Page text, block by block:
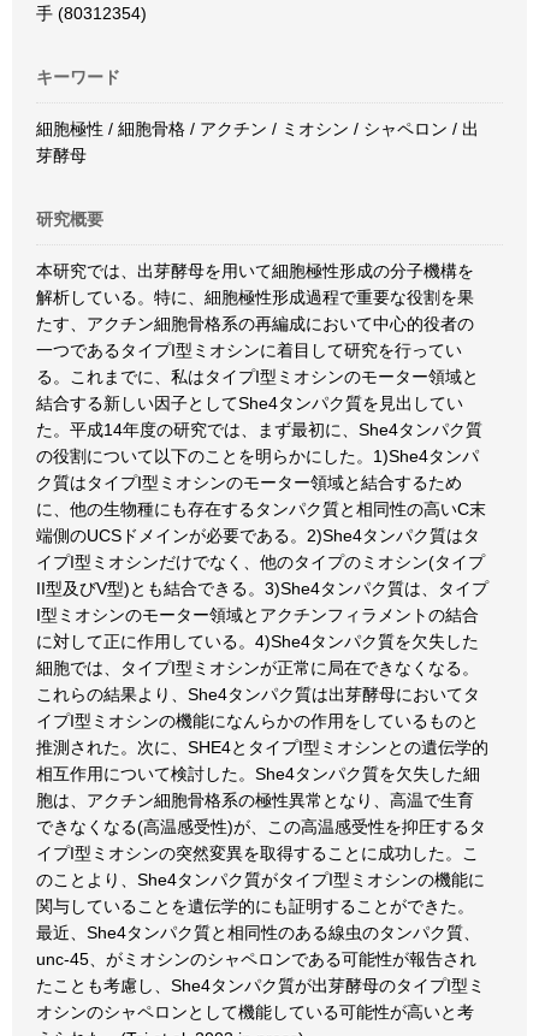
手 (80312354)
キーワード
細胞極性 / 細胞骨格 / アクチン / ミオシン / シャペロン / 出
芽酵母
研究概要
本研究では、出芽酵母を用いて細胞極性形成の分子機構を
解析している。特に、細胞極性形成過程で重要な役割を果
たす、アクチン細胞骨格系の再編成において中心的役者の
一つであるタイプI型ミオシンに着目して研究を行ってい
る。これまでに、私はタイプI型ミオシンのモーター領域と
結合する新しい因子としてShe4タンパク質を見出してい
た。平成14年度の研究では、まず最初に、She4タンパク質
の役割について以下のことを明らかにした。1)She4タンパ
ク質はタイプI型ミオシンのモーター領域と結合するため
に、他の生物種にも存在するタンパク質と相同性の高いC末
端側のUCSドメインが必要である。2)She4タンパク質はタ
イプI型ミオシンだけでなく、他のタイプのミオシン(タイプ
II型及びV型)とも結合できる。3)She4タンパク質は、タイプ
I型ミオシンのモーター領域とアクチンフィラメントの結合
に対して正に作用している。4)She4タンパク質を欠失した
細胞では、タイプI型ミオシンが正常に局在できなくなる。
これらの結果より、She4タンパク質は出芽酵母においてタ
イプI型ミオシンの機能になんらかの作用をしているものと
推測された。次に、SHE4とタイプI型ミオシンとの遺伝学的
相互作用について検討した。She4タンパク質を欠失した細
胞は、アクチン細胞骨格系の極性異常となり、高温で生育
できなくなる(高温感受性)が、この高温感受性を抑圧するタ
イプI型ミオシンの突然変異を取得することに成功した。こ
のことより、She4タンパク質がタイプI型ミオシンの機能に
関与していることを遺伝学的にも証明することができた。
最近、She4タンパク質と相同性のある線虫のタンパク質、
unc-45、がミオシンのシャペロンである可能性が報告され
たことも考慮し、She4タンパク質が出芽酵母のタイプI型ミ
オシンのシャペロンとして機能している可能性が高いと考